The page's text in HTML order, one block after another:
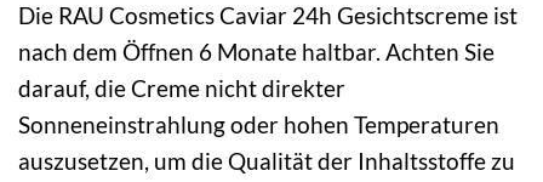
Die RAU Cosmetics Caviar 24h Gesichtscreme ist
nach dem Öffnen 6 Monate haltbar. Achten Sie
darauf, die Creme nicht direkter
Sonneneinstrahlung oder hohen Temperaturen
auszusetzen, um die Qualität der Inhaltsstoffe zu